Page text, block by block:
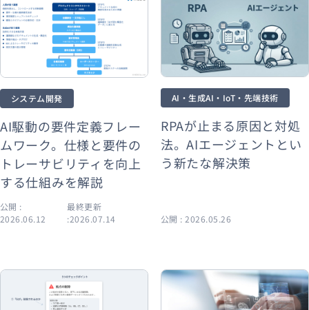
システム開発
AI駆動の要件定義フレー
ムワーク。仕様と要件の
トレーサビリティを向上
する仕組みを解説
公開 :
2026.06.12
最終更新
:2026.07.14
AI・生成AI・IoT・先端技術
RPAが止まる原因と対処
法。AIエージェントとい
う新たな解決策
公開 : 2026.05.26